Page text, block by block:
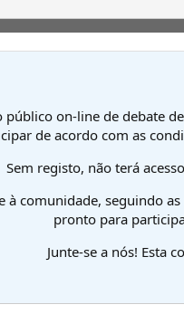
público on-line de debate
de acordo com as
Sem registo, não terá
comunidade, seguindo
pronto para
Junte-se a nós! Esta